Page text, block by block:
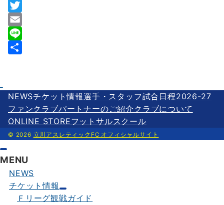
F
a
c
e
o
k
T
w
e
r
E
m
l
L
e
NEWSチケット情報選手・スタッフ試合日程2026-27
ファンクラブパートナーのご紹介 クラブについて
ONLINE STOREフットサルスクール
© 2026 立川アスレティックFC オフィシャルサイト
MENU
NEWS
チケット情報
Ｆリーグ観戦ガイド